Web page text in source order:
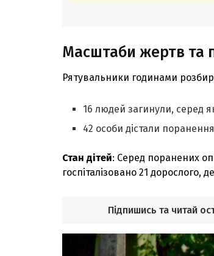
Масштаби жертв та
Рятувальники годинами
16 людей загинули, серед
42 особи дістали
Стан дітей: Серед поранених
госпіталізовано 21 дорослого,
Підпишись та читай